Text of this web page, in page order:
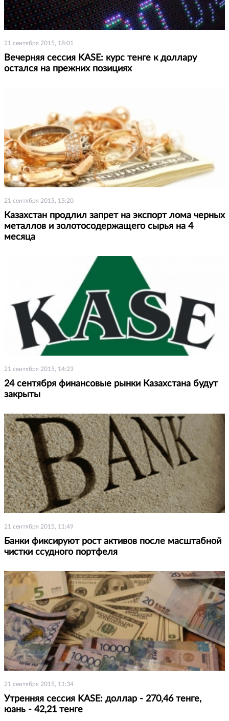
21 сентября 2015, 18:01
Вечерняя сессия KASE: курс тенге к доллару
остался на прежних позициях
21 сентября 2015, 15:20
Казахстан продлил запрет на экспорт лома черных
металлов и золотосодержащего сырья на 4
месяца
21 сентября 2015, 14:23
24 сентября финансовые рынки Казахстана будут
закрыты
21 сентября 2015, 11:49
Банки фиксируют рост активов после масштабной
чистки ссудного портфеля
21 сентября 2015, 11:34
Утренняя сессия KASE: доллар - 270,46 тенге,
юань - 42,21 тенге